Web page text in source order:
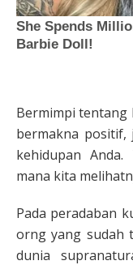
Bermimpi tentang
bermakna
kehidupan
mana kita
Pada peradaban
orng yang sudah
dunia